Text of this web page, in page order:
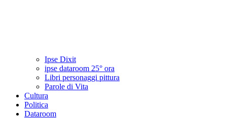
Ipse Dixit
ipse dataroom 25° ora
Libri personaggi pittura
Parole di Vita
Cultura
Politica
Dataroom